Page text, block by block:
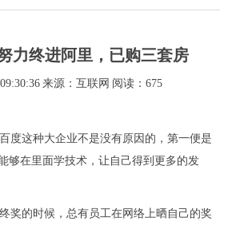
力终进阿里，已购三套房
来源：互联网 阅读：675
度这种大企业不是没有原因的，第一便是
够在里面学技术，让自己得到更多的发
奖的时候，总有员工在网络上晒自己的奖